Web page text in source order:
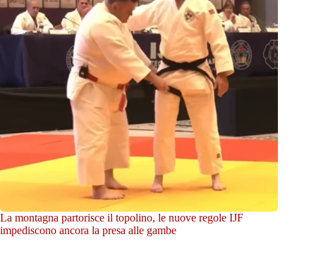
La montagna partorisce il topolino, le nuove regole IJF
impediscono ancora la presa alle gambe